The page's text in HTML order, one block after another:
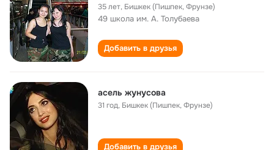
35 лет, Бишкек (Пишпек, Фрунзе)
49 школа им. А. Толубаева
Добавить в друзья
асель жунусова
31 год, Бишкек (Пишпек, Фрунзе)
Добавить в друзья